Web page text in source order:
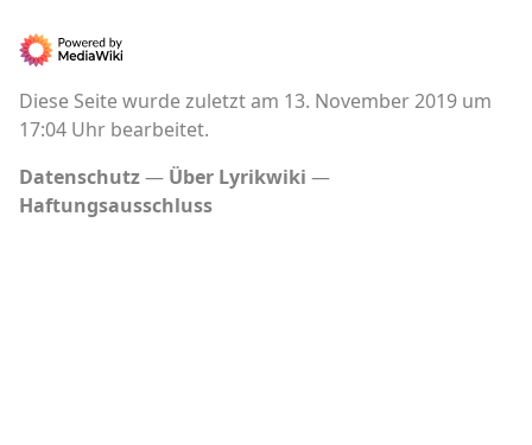
Diese Seite wurde zuletzt am 13. November 2019 um
17:04 Uhr bearbeitet.
Datenschutz
Über Lyrikwiki
Haftungsausschluss